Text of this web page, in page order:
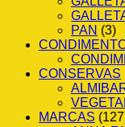
PAN (3)
CONSERVAS
MARCAS